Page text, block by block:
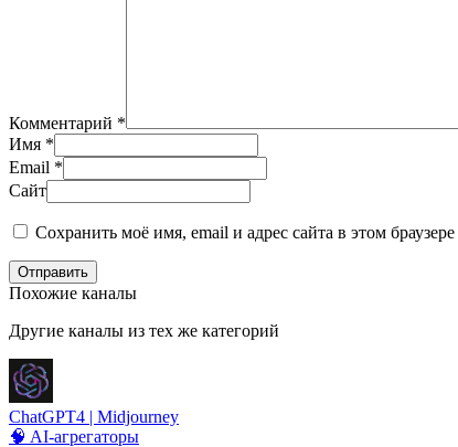
Комментарий *
Имя *
Email *
Сайт
Сохранить моё имя, email и адрес сайта в этом
Отправить
Похожие каналы
Другие каналы из тех же категорий
ChatGPT4 | Midjourney
🧠 AI-агрегаторы